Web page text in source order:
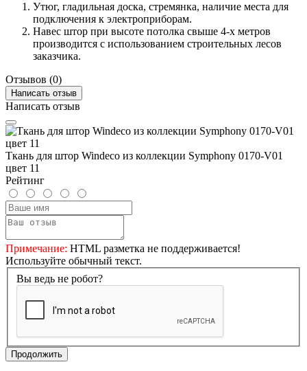
Утюг, гладильная доска, стремянка, наличие места для
подключения к электроприборам.
Навес штор при высоте потолка свыше 4-х метров
производится с использованием строительных лесов
заказчика.
Отзывов (0)
Написать отзыв
Написать отзыв
Ткань для штор Windeco из коллекции Symphony 0170-V01
цвет 11
Рейтинг
Примечание: HTML разметка не поддерживается!
Используйте обычный текст.
Вы ведь не робот?
Продолжить